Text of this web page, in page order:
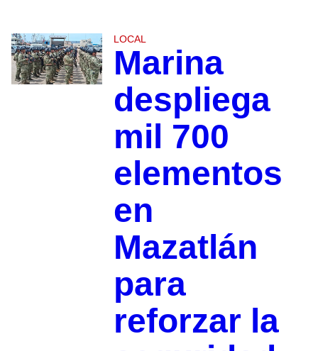
LOCAL
Marina
despliega
mil 700
elementos
en
Mazatlán
para
reforzar la